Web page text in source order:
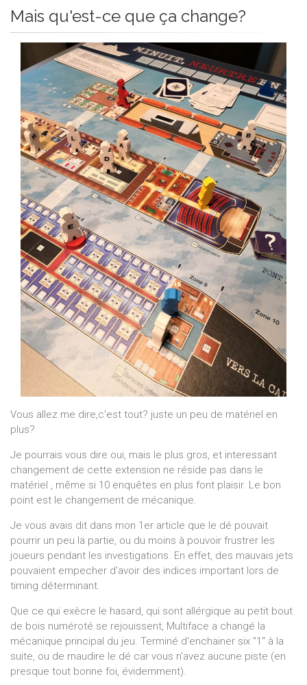
Mais qu'est-ce que ça change?
Vous allez me dire,c'est tout? juste un peu de matériel en
plus?
Je pourrais vous dire oui, mais le plus gros, et interessant
changement de cette extension ne réside pas dans le
matériel , même si 10 enquêtes en plus font plaisir. Le bon
point est le changement de mécanique.
Je vous avais dit dans mon 1er article que le dé pouvait
pourrir un peu la partie, ou du moins à pouvoir frustrer les
joueurs pendant les investigations. En effet, des mauvais jets
pouvaient empecher d'avoir des indices important lors de
timing déterminant.
Que ce qui exècre le hasard, qui sont allérgique au petit bout
de bois numéroté se rejouissent, Multiface a changé la
mécanique principal du jeu. Terminé d'enchainer six "1" à la
suite, ou de maudire le dé car vous n'avez aucune piste (en
presque tout bonne foi, évidemment).